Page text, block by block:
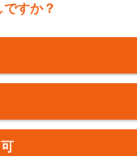
すか？